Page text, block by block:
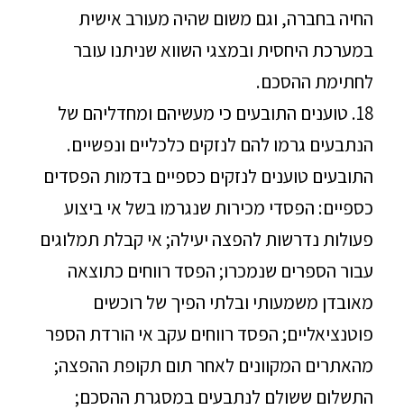
החיה בחברה, וגם משום שהיה מעורב אישית
במערכת היחסית ובמצגי השווא שניתנו עובר
לחתימת ההסכם.
18. טוענים התובעים כי מעשיהם ומחדליהם של
הנתבעים גרמו להם לנזקים כלכליים ונפשיים.
התובעים טוענים לנזקים כספיים בדמות הפסדים
כספיים: הפסדי מכירות שנגרמו בשל אי ביצוע
פעולות נדרשות להפצה יעילה; אי קבלת תמלוגים
עבור הספרים שנמכרו; הפסד רווחים כתוצאה
מאובדן משמעותי ובלתי הפיך של רוכשים
פוטנציאליים; הפסד רווחים עקב אי הורדת הספר
מהאתרים המקוונים לאחר תום תקופת ההפצה;
התשלום ששולם לנתבעים במסגרת ההסכם;